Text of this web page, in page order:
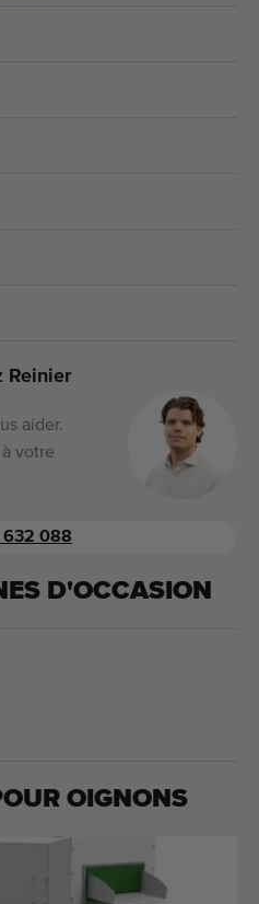
Reinier
aider.
votre
632 088
D'OCCASION
OIGNONS